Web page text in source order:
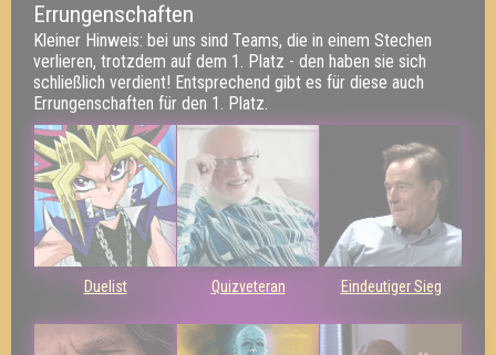
Errungenschaften
Kleiner Hinweis: bei uns sind Teams, die in einem Stechen
verlieren, trotzdem auf dem 1. Platz - den haben sie sich
schließlich verdient! Entsprechend gibt es für diese auch
Errungenschaften für den 1. Platz.
Duelist Quizveteran Eindeutiger Sieg